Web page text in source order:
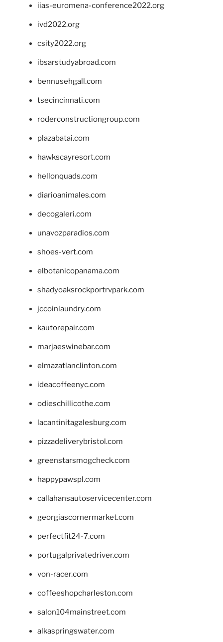
iias-euromena-conference2022.org
ivd2022.org
csity2022.org
ibsarstudyabroad.com
bennusehgall.com
tsecincinnati.com
roderconstructiongroup.com
plazabatai.com
hawkscayresort.com
hellonquads.com
diarioanimales.com
decogaleri.com
unavozparadios.com
shoes-vert.com
elbotanicopanama.com
shadyoaksrockportrvpark.com
jccoinlaundry.com
kautorepair.com
marjaeswinebar.com
elmazatlanclinton.com
ideacoffeenyc.com
odieschillicothe.com
lacantinitagalesburg.com
pizzadeliverybristol.com
greenstarsmogcheck.com
happypawspl.com
callahansautoservicecenter.com
georgiascornermarket.com
perfectfit24-7.com
portugalprivatedriver.com
von-racer.com
coffeeshopcharleston.com
salon104mainstreet.com
alkaspringswater.com